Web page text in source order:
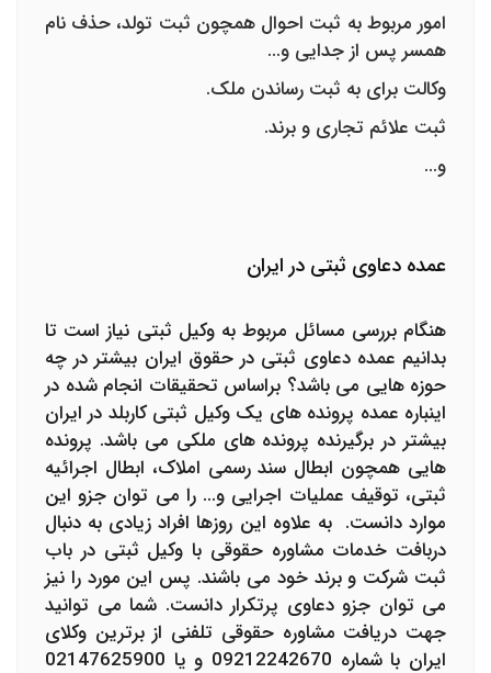
امور مربوط به ثبت احوال همچون ثبت تولد، حذف نام
همسر پس از جدایی و...
وکالت برای به ثبت رساندن ملک.
ثبت علائم تجاری و برند.
و...
عمده دعاوی ثبتی در ایران
هنگام بررسی مسائل مربوط به وکیل ثبتی نیاز است تا
بدانیم عمده دعاوی ثبتی در حقوق ایران بیشتر در چه
حوزه هایی می باشد؟ براساس تحقیقات انجام شده در
اینباره عمده پرونده های یک وکیل ثبتی کاربلد در ایران
بیشتر در برگیرنده پرونده های ملکی می باشد. پرونده
هایی همچون ابطال سند رسمی املاک، ابطال اجرائیه
ثبتی، توقیف عملیات اجرایی و... را می توان جزو این
موارد دانست. به علاوه این روزها افراد زیادی به دنبال
دربافت خدمات مشاوره حقوقی با وکیل ثبتی در باب
ثبت شرکت و برند خود می باشند. پس این مورد را نیز
می توان جزو دعاوی پرتکرار دانست. شما می توانید
جهت دریافت مشاوره حقوقی تلفنی از برترین وکلای
ایران با شماره 09212242670 و یا 02147625900